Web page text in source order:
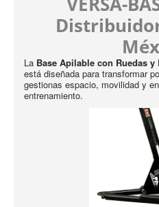
La Base Apilable con Ruedas
está diseñada para transformar
gestionas espacio, movilidad y
entrenamiento.